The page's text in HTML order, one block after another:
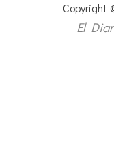
Copyright
El